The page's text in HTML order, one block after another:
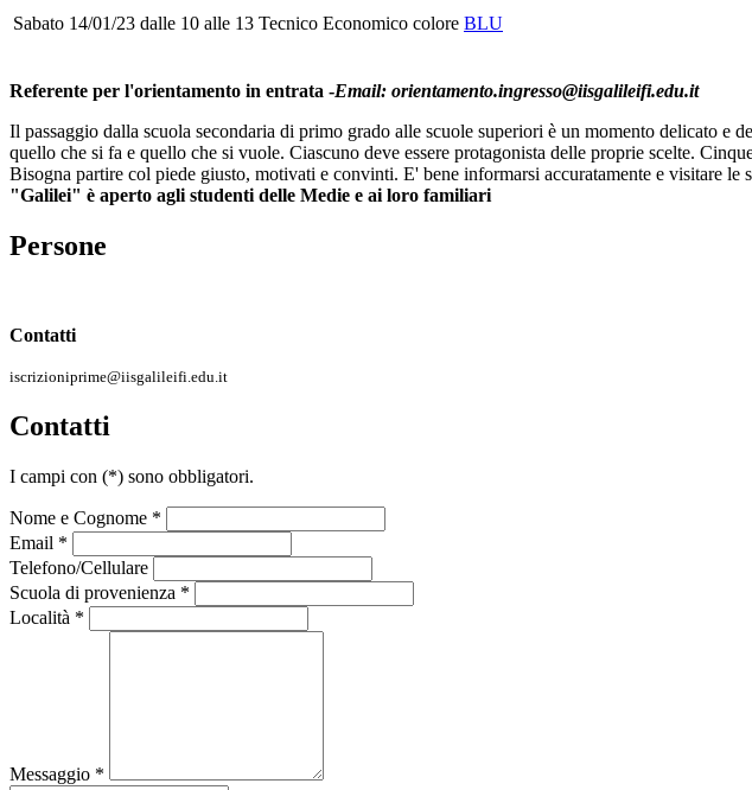
Sabato 14/01/23 dalle 10 alle 13 Tecnico Economico colore BLU
Referente per l'orientamento in entrata -Email: orientamento.ingresso@iisgalileifi.edu.it
Il passaggio dalla scuola secondaria di primo grado alle scuole superiori è un momento delicato e
quello che si fa e quello che si vuole. Ciascuno deve essere protagonista delle proprie scelte.
Bisogna partire col piede giusto, motivati e convinti. E' bene informarsi accuratamente e visitare
"Galilei" è aperto agli studenti delle Medie e ai loro familiari
Persone
Contatti
iscrizioniprime@iisgalileifi.edu.it
Contatti
I campi con (*) sono obbligatori.
Nome e Cognome *
Email *
Telefono/Cellulare
Scuola di provenienza *
Località *
Messaggio *